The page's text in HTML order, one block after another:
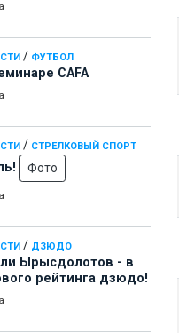
/ ФУТБОЛ
СAFA
/ СТРЕЛКОВЫЙ СПОРТ
Фото
/ ДЗЮДО
Ырысдолотов - в
рейтинга дзюдо!